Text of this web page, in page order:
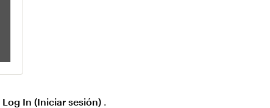
Log In (Iniciar sesión) .